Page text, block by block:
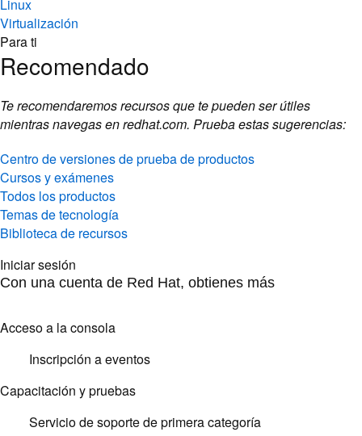
Linux
Virtualización
Para ti
Recomendado
Te recomendaremos recursos que te pueden ser útiles
mientras navegas en redhat.com. Prueba estas sugerencias:
Centro de versiones de prueba de productos
Cursos y exámenes
Todos los productos
Temas de tecnología
Biblioteca de recursos
Iniciar sesión
Con una cuenta de Red Hat, obtienes más
Acceso a la consola
Inscripción a eventos
Capacitación y pruebas
Servicio de soporte de primera categoría